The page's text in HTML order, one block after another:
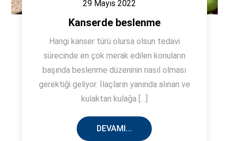
29 Mayıs 2022
Kanserde beslenme
Hangi kanser türü olursa olsun tedavi
sürecinde en çok merak edilen konuların
başında beslenme düzeninin nasıl olması
gerektiği geliyor. İlaçların yanında alınan ve
kulaktan kulağa […]
DEVAMI...